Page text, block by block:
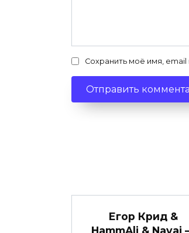
Сохранить моё имя,
Егор Крид &
HammAli & Navai